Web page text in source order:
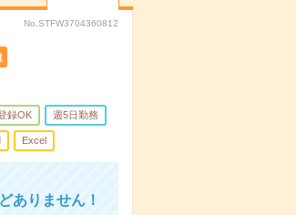
No.STFW3704360812
録OK 週5日勤務
Excel
ありません！